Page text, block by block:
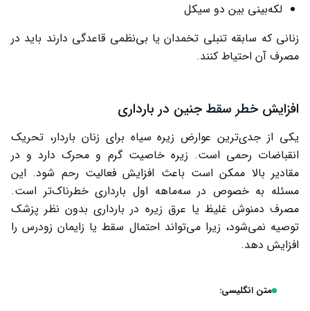
لکه‌بینی بین دو سیکل
زنانی که سابقه تنبلی تخمدان یا بی‌نظمی قاعدگی دارند باید در
مصرف آن احتیاط کنند.
افزایش خطر سقط جنین در بارداری
یکی از جدی‌ترین عوارض زیره سیاه برای زنان باردار، تحریک
انقباضات رحمی است. زیره خاصیت گرم و محرک دارد و در
مقادیر بالا ممکن است باعث افزایش فعالیت رحم شود. این
مسئله به خصوص در سه‌ماهه اول بارداری خطرناک‌تر است.
مصرف دمنوش غلیظ یا عرق زیره در بارداری بدون نظر پزشک
توصیه نمی‌شود، زیرا می‌تواند احتمال سقط یا زایمان زودرس را
افزایش دهد.
متن انگلیسی: